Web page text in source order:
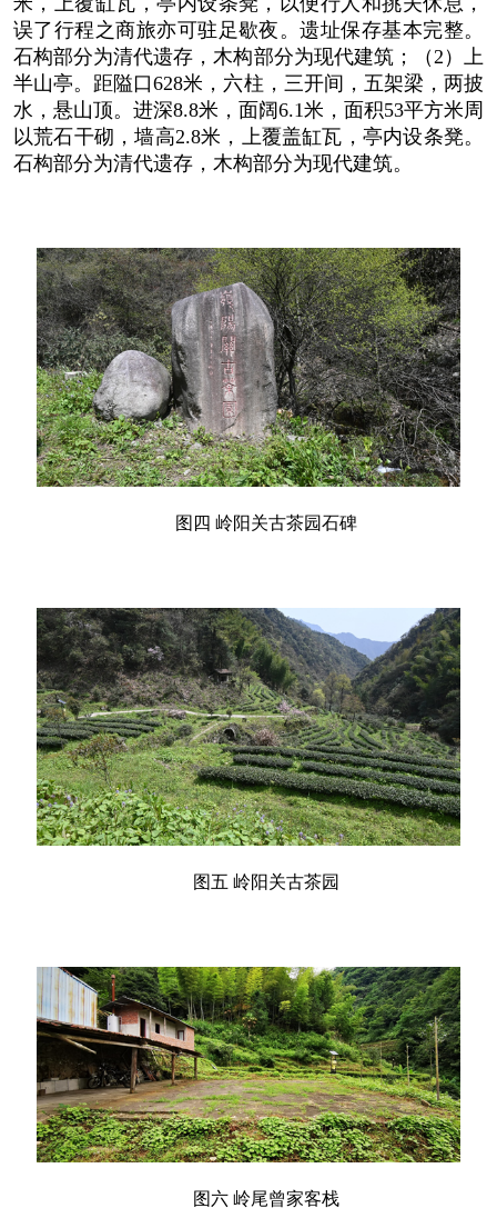
误了行程之商旅亦可驻足歇夜。遗址保存基本完整。
石构部分为清代遗存，木构部分为现代建筑；（2）上
半山亭。距隘口628米，六柱，三开间，五架梁，两披
水，悬山顶。进深8.8米，面阔6.1米，面积53平方米周
以荒石干砌，墙高2.8米，上覆盖缸瓦，亭内设条凳。
石构部分为清代遗存，木构部分为现代建筑。
图四 岭阳关古茶园石碑
图五 岭阳关古茶园
图六 岭尾曾家客栈